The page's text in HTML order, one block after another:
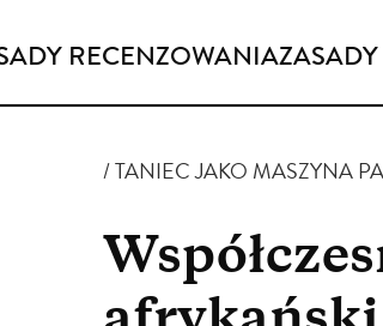
RECENZOWANIAZASADY
TANIEC JAKO MASZYNA